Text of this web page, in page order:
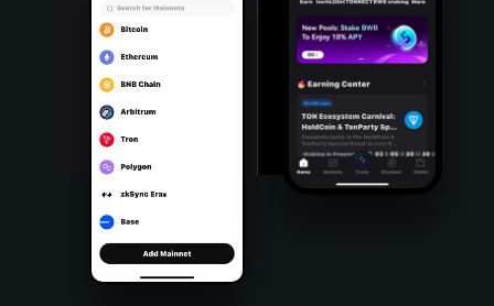
Português (Portugal)
Bahasa Indonesia
Português (Brasil)
Español (Argentina)